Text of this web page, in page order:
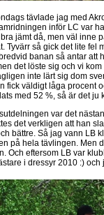
tävlade jag med
inför LC var
jämt då, men väl inne
Tyvärr så gick det lite fel
banan så antar att
det löste sig och vi
inte lärt sig dom
fick väldigt låga procent
med 52 %, så är det ju
var det
det verkligen att han
bättre. Så jag vann LB
på hela tävlingen. Men
Och eftersom LB var
i dressyr 2010 :) och